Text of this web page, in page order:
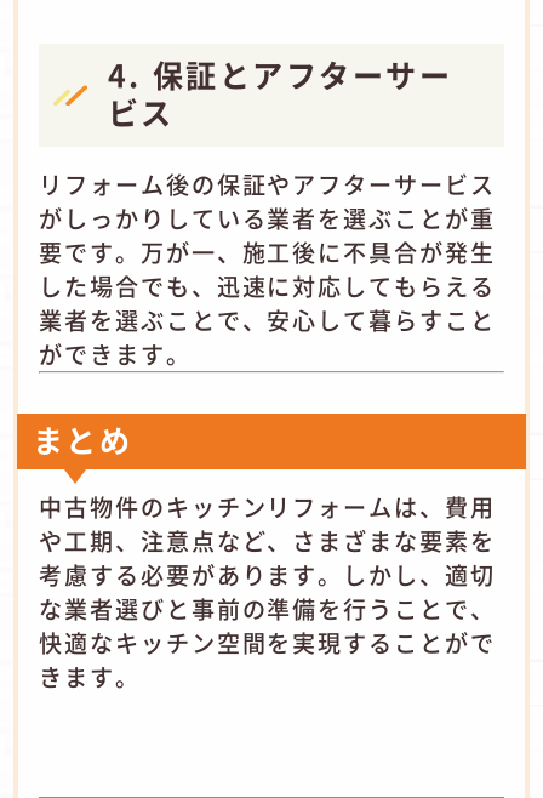
4. 保証とアフターサー
ビス
リフォーム後の保証やアフターサービス
がしっかりしている業者を選ぶことが重
要です。 万が一、施工後に不具合が発生
した場合でも、迅速に対応してもらえる
業者を選ぶことで、安心して暮らすこと
ができます。
まとめ
中古物件のキッチンリフォームは、費用
や工期、注意点など、さまざまな要素を
考慮する必要があります。しかし、適切
な業者選びと事前の準備を行うことで、
快適なキッチン空間を実現することがで
きます。